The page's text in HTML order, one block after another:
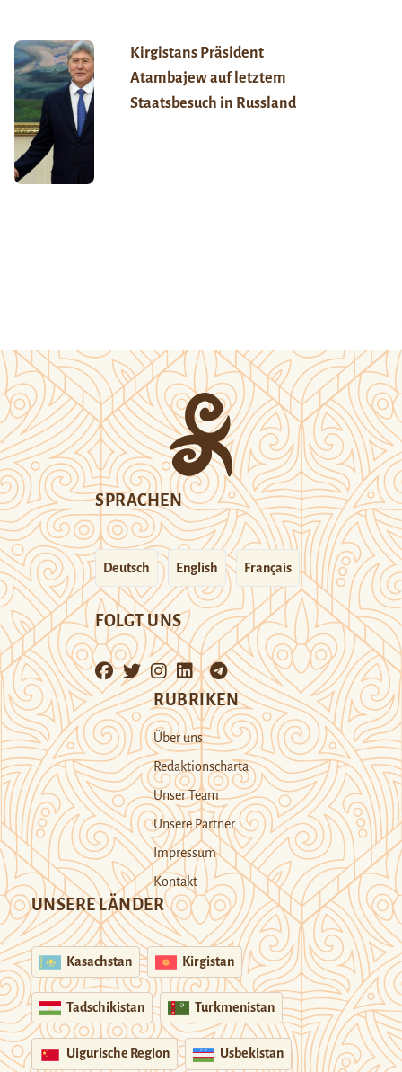
Kirgistans Präsident
Atambajew auf letztem
Staatsbesuch in Russland
SPRACHEN
Deutsch English Français
FOLGT UNS
RUBRIKEN
Über uns
Redaktionscharta
Unser Team
Unsere Partner
Impressum
Kontakt
UNSERE LÄNDER
Kasachstan Kirgistan
Tadschikistan Turkmenistan
Uigurische Region Usbekistan